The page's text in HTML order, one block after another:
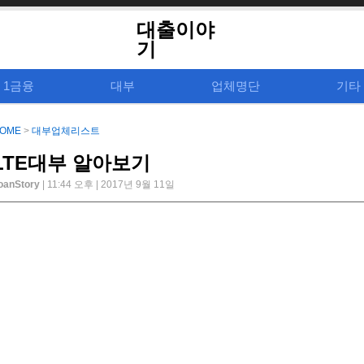
대출이야
기
1금융 대부 업체명단 기타
> 대부업체리스트
대부 알아보기
| 11:44 오후 | 2017년 9월 11일